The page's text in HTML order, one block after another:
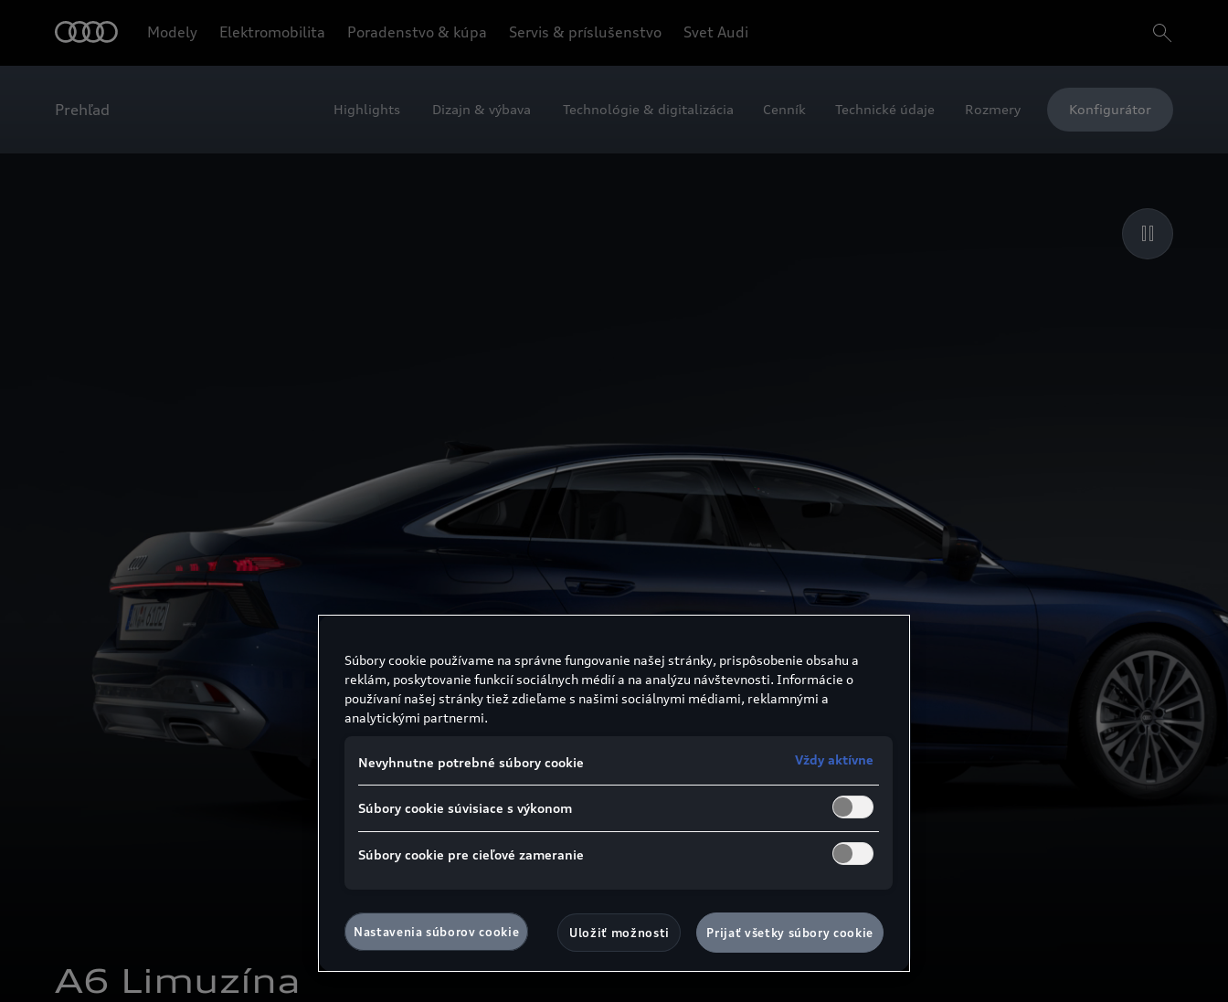
Modely Elektromobilita Poradenstvo & kúpa Servis & príslušenstvo Svet Audi
Prehľad Highlights Dizajn & výbava Technológie & digitalizácia Cenník Technické údaje Rozmery Konfigurátor
A6 Limuzína­
Súbory cookie používame na správne fungovanie našej stránky, prispôsobenie obsahu a
reklám, poskytovanie funkcií sociálnych médií a na analýzu návštevnosti. Informácie o
používaní našej stránky tiež zdieľame s našimi sociálnymi médiami, reklamnými a
analytickými partnermi.
Nevyhnutne potrebné súbory cookie Vždy aktívne
Súbory cookie súvisiace s výkonom
Súbory cookie pre cieľové zameranie
Nastavenia súborov cookie Uložiť možnosti Prijať všetky súbory cookie